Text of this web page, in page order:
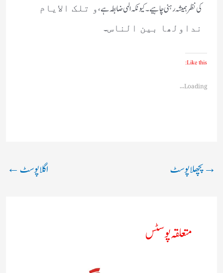
کی نظر ہمیشہ رہنی چاہیے۔ کیونکہ الہی ضابطہ ہے، و تلک الایام
نداولھا بین الناس۔
Like this:
Loading...
→پچھلا پوسٹ اگلا پوسٹ←
متعلقہ پوسٹس